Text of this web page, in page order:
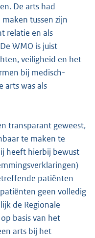
De arts had
tussen zijn
relatie en als
WMO is juist
veiligheid en het
bij medisch-
arts was als
transparant geweest,
te maken te
heeft hierbij bewust
patiënten
geen volledig
de Regionale
basis van het
arts bij het